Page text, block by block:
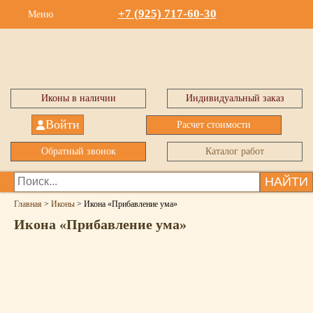
Меню +7 (925) 717-60-30
Иконы в наличии Индивидуальный заказ
Войти Расчет стоимости
Обратный звонок Каталог работ
НАЙТИ
Главная > Иконы > Икона «Прибавление ума»
Икона «Прибавление ума»